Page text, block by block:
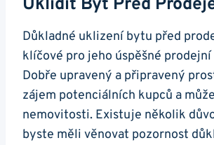
Uklidit Byt Před
Důkladné uklizení bytu před
klíčové pro jeho úspěšné prodejní
Dobře upravený a připravený
zájem potenciálních kupců a
nemovitosti. Existuje několik
byste měli věnovat pozornost